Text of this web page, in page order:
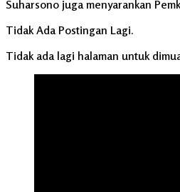
Suharsono juga menyarankan
Tidak Ada Postingan Lagi.
Tidak ada lagi halaman untuk